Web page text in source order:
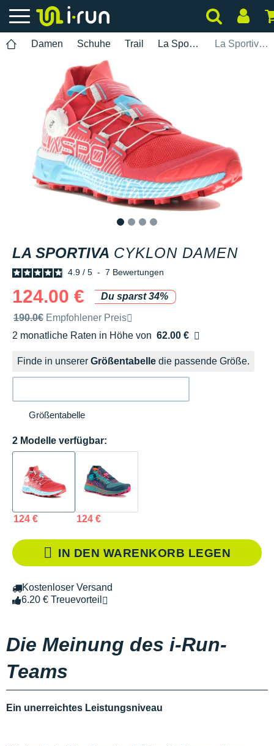
Damen Schuhe Trail La Sportiva La Sportiva Cyklon Damen
LA SPORTIVA CYKLON DAMEN
4.9 / 5 - 7 Bewertungen
124.00 €
Du sparst 34%
Unverbindliche Preisempfehlung der Marke
190.0€ Empfohlener Preis
2 monatliche Raten in Höhe von 62.00 €
Ohne Zusatzkosten
Finde in unserer Größentabelle die passende Größe.
Größentabelle
2 Modelle verfügbar:
124 € 124 €
IN DEN WARENKORB LEGEN
Kostenloser Versand
6.20 € Treuevorteil
Die Meinung des i-Run-
Teams
Ein unerreichtes Leistungsniveau